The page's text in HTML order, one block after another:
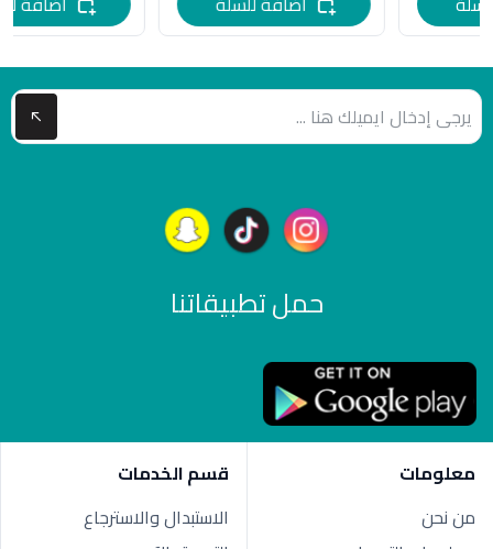
حمل تطبيقاتنا
معلومات
من نحن
قسم الخدمات
الاستبدال والاسترجاع